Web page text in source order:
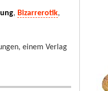
, Bizarrerotik,
einem Verlag